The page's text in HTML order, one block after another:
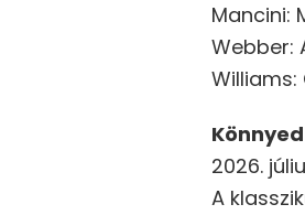
Mancini:
Webber:
2026.
A